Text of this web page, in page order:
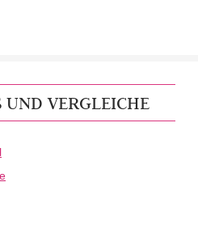
UND VERGLEICHE